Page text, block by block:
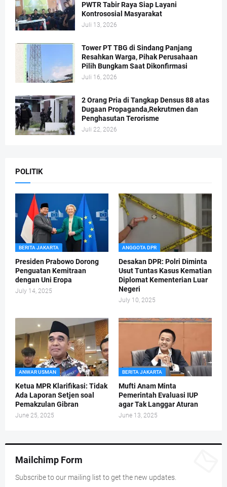
PWTR Tabir Raya Siap Layani
Kontrososial Masyarakat
Juli 13, 2026
Tower PT TBG di Sindang Panjang
Resahkan Warga, Pihak Perusahaan
Pilih Bungkam Saat Dikonfirmasi
Juli 16, 2026
2 Orang Pria di Tangkap Densus 88 atas
Dugaan Propaganda,Rekrutmen dan
Penghasutan Terorisme
Juli 22, 2026
POLITIK
BERITA JAKARTA
Presiden Prabowo Dorong
Penguatan Kemitraan
dengan Uni Eropa
July 14, 2025
ANGGOTA DPR
Desakan DPR: Polri Diminta
Usut Tuntas Kasus Kematian
Diplomat Kementerian Luar
Negeri
July 10, 2025
ANWAR USMAN
Ketua MPR Klarifikasi: Tidak
Ada Laporan Setjen soal
Pemakzulan Gibran
June 25, 2025
BERITA JAKARTA
Mufti Anam Minta
Pemerintah Evaluasi IUP
agar Tak Langgar Aturan
June 13, 2025
Mailchimp Form
Subscribe to our mailing list to get the new updates.